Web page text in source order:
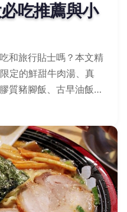
吃推薦與小
和旅行貼士嗎？本文精
定的鮮甜牛肉湯、真
質豬腳飯、古早油飯、